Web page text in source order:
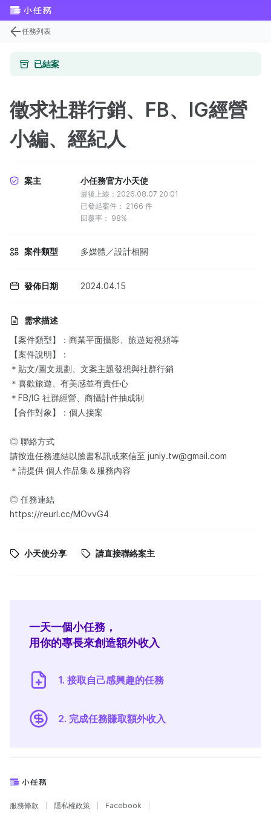
任務列表
已結案
徵求社群行銷、FB、IG經營
小編、經紀人
案主 小任務官方小天使
最後上線：2026.08.07 20:01
已發起案件： 2166 件
回覆率： 98%
案件類型 多媒體／設計相關
發佈日期 2024.04.15
需求描述
【案件類型】：商業平面攝影、旅遊短視頻等
【案件說明】：
＊貼文/圖文規劃、文案主題發想與社群行銷
＊喜歡旅遊、有美感並有責任心
＊FB/IG 社群經營、商攝計件抽成制
【合作對象】：個人接案
◎ 聯絡方式
請按進任務連結以臉書私訊或來信至 junly.tw@gmail.com
＊請提供 個人作品集＆服務內容
◎ 任務連結
https://reurl.cc/MOvvG4
小天使分享 請直接聯絡案主
一天一個小任務，
用你的專長來創造額外收入
1. 接取自己感興趣的任務
2. 完成任務賺取額外收入
服務條款 隱私權政策 Facebook